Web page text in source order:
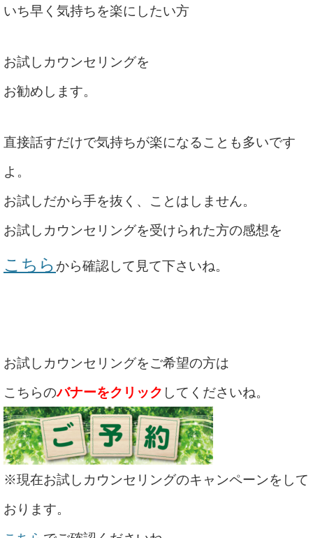
いち早く気持ちを楽にしたい方
お試しカウンセリングを
お勧めします。
直接話すだけで気持ちが楽になることも多いです
よ。
お試しだから手を抜く、ことはしません。
お試しカウンセリングを受けられた方の感想を
こちら から確認して見て下さいね。
お試しカウンセリングをご希望の方は
こちらのバナーをクリック してくださいね。
※現在お試しカウンセリングのキャンペーンをして
おります。